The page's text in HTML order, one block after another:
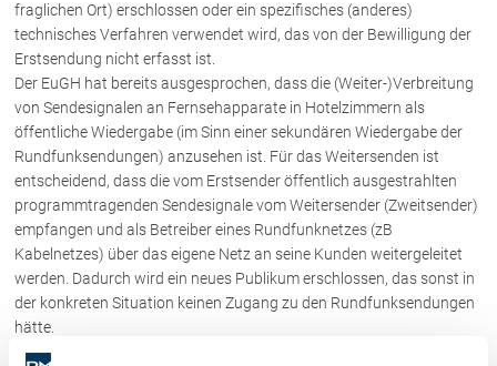
Checkliste: GmbH-Gründung
Person
Kontakt
fraglichen Ort) erschlossen oder ein spezifisches (anderes)
technisches Verfahren verwendet wird, das von der Bewilligung der
Erstsendung nicht erfasst ist.
Der EuGH hat bereits ausgesprochen, dass die (Weiter-)Verbreitung
von Sendesignalen an Fernsehapparate in Hotelzimmern als
öffentliche Wiedergabe (im Sinn einer sekundären Wiedergabe der
Rundfunksendungen) anzusehen ist. Für das Weitersenden ist
entscheidend, dass die vom Erstsender öffentlich ausgestrahlten
programmtragenden Sendesignale vom Weitersender (Zweitsender)
empfangen und als Betreiber eines Rundfunknetzes (zB
Kabelnetzes) über das eigene Netz an seine Kunden weitergeleitet
werden. Dadurch wird ein neues Publikum erschlossen, das sonst in
der konkreten Situation keinen Zugang zu den Rundfunksendungen
hätte.